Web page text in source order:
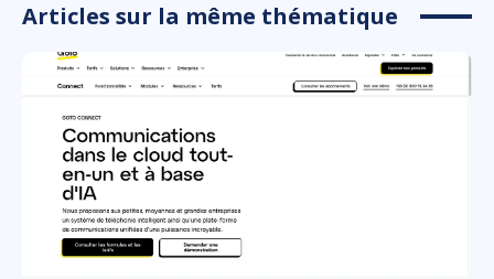
Articles sur la même thématique